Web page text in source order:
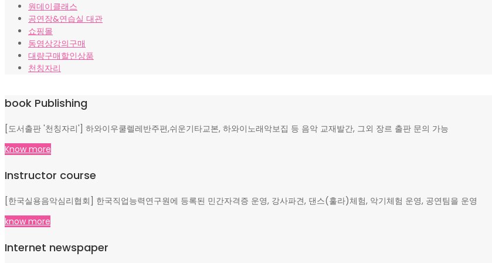
원데이클래스
공연장&연습실 대관
쇼핑몰
동영상강의구매
대량구매할인상품
천칭자리
book Publishing
[도서출판 '천칭자리'] 하와이우쿨렐레반주편,쉬운기타교본, 하와이노래악보집 등 음악 교재발간, 그외 장르 출판 문의 가능
Know more
Instructor course
[한국실용음악심리협회] 한국직업능력연구원에 등록된 민간자격증 운영, 강사파견, 댄스(훌라)체험, 악기체험 운영, 공연팀을 운영
know more
Internet newspaper